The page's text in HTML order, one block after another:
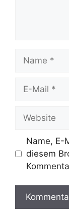
Mail
Name, E-
diesem